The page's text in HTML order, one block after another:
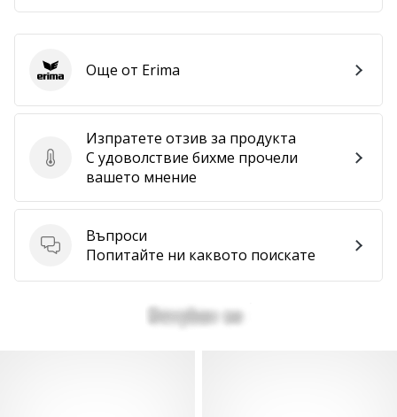
ли
собствен
блог,
страница
дискусионен
форум?
Накарайте
ги
генерират
…
Изпратете отзив за продукта
Изпратете отзив за продукта
С удоволствие бихме прочели
вашето мнение
Въпроси
Въпроси
Попитайте ни каквото поискате
ErimaОще от Erima